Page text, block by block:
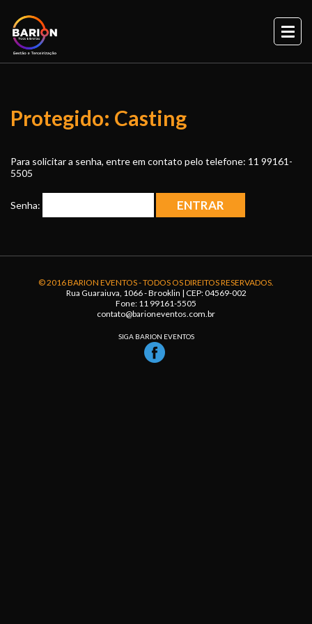
content
Protegido: Casting
Para solicitar a senha, entre em contato pelo telefone: 11 99161-
5505
Senha:
© 2016 BARION EVENTOS - TODOS OS DIREITOS RESERVADOS.
Rua Guaraiuva, 1066 - Brooklin | CEP: 04569-002
Fone: 11 99161-5505
contato@barioneventos.com.br
SIGA BARION EVENTOS